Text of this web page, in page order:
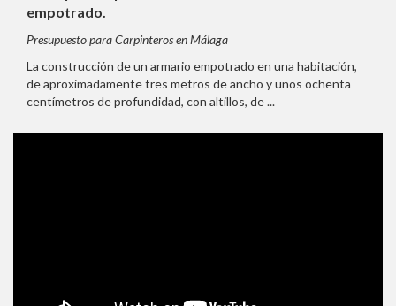
empotrado.
Presupuesto para Carpinteros en Málaga
La construcción de un armario empotrado en una habitación,
de aproximadamente tres metros de ancho y unos ochenta
centímetros de profundidad, con altillos, de ...